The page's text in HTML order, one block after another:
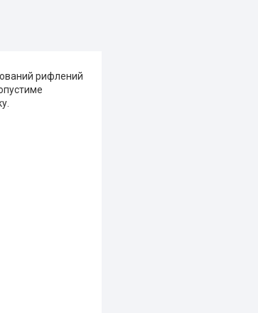
рифлений